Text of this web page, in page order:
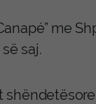
me
saj.